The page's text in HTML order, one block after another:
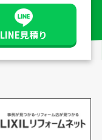
LINE見積り